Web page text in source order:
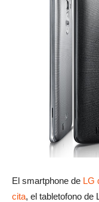
El smartphone de LG
cita, el tabletofono de